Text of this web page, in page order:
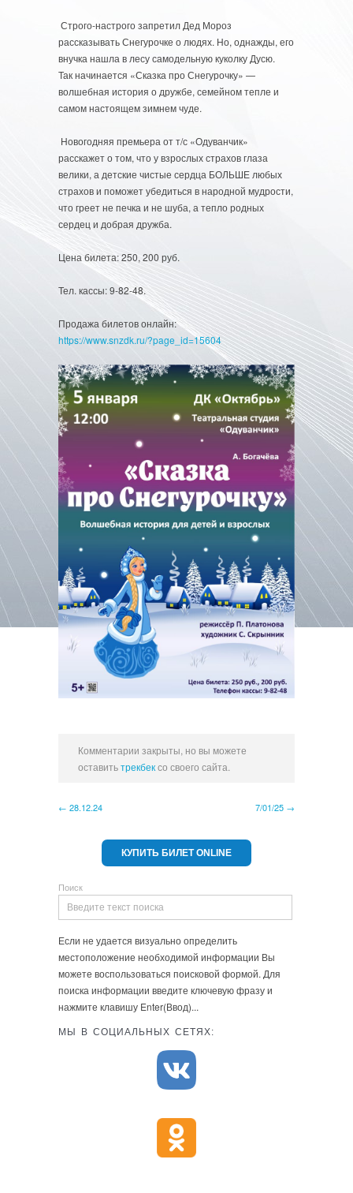
Строго-настрого запретил Дед Мороз
рассказывать Снегурочке о людях. Но, однажды, его
внучка нашла в лесу самодельную куколку Дусю.
Так начинается «Сказка про Снегурочку» —
волшебная история о дружбе, семейном тепле и
самом настоящем зимнем чуде.
Новогодняя премьера от т/с «Одуванчик»
расскажет о том, что у взрослых страхов глаза
велики, а детские чистые сердца БОЛЬШЕ любых
страхов и поможет убедиться в народной мудрости,
что греет не печка и не шуба, а тепло родных
сердец и добрая дружба.
Цена билета: 250, 200 руб.
Тел. кассы: 9-82-48.
Продажа билетов онлайн:
https://www.snzdk.ru/?page_id=15604
Комментарии закрыты, но вы можете
оставитьтрекбексо своего сайта.
← 28.12.24 7/01/25 →
КУПИТЬ БИЛЕТ ONLINE
Поиск
Если не удается визуально определить
местоположение необходимой информации Вы
можете воспользоваться поисковой формой. Для
поиска информации введите ключевую фразу и
нажмите клавишу Enter(Ввод)...
МЫ В СОЦИАЛЬНЫХ СЕТЯХ: